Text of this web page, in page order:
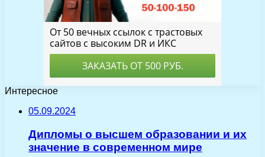
Интересное
05.09.2024
Дипломы о высшем образовании и их
значение в современном мире